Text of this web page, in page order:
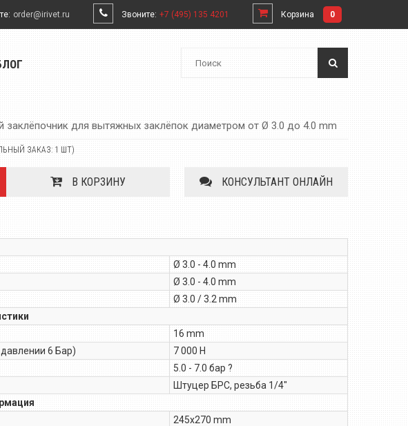
order@irivet.ru Звоните: +7 (495) 135 4201 Корзина 0
заклёпочник для вытяжных заклёпок диаметром от Ø 3.0 до 4.0 mm
ЗАКАЗ: 1 ШТ)
В КОРЗИНУ КОНСУЛЬТАНТ ОНЛАЙН
Ø 3.0 - 4.0 mm
Ø 3.0 - 4.0 mm
Ø 3.0 / 3.2 mm
16 mm
6 Бар)
7 000 Н
5.0 - 7.0 бар ?
Штуцер БРС, резьба 1/4″
245х270 mm